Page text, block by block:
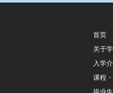
首页
关于
入学
课程